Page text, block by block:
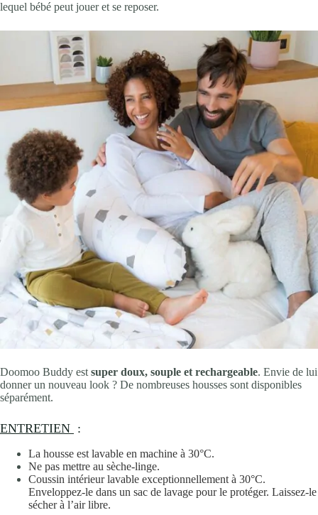
lequel bébé peut jouer et se reposer.
Doomoo Buddy estsuper doux, souple et rechargeable. Envie de lui
donner un nouveau look ? De nombreuses housses sont disponibles
séparément.
ENTRETIEN :
La housse est lavable en machine à 30°C.
Ne pas mettre au sèche-linge.
Coussin intérieur lavable exceptionnellement à 30°C.
Enveloppez-le dans un sac de lavage pour le protéger. Laissez-le
sécher à l’air libre.